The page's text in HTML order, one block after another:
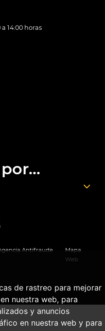
de rastreo para mejorar
nuestra web, para
y anuncios
en nuestra web y para
14:00 horas
Antifraude
Mapa
Web